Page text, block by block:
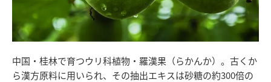
中国・桂林で育つウリ科植物・羅漢果（らかんか）。古くか
ら漢方原料に用いられ、その抽出エキスは砂糖の約300倍の